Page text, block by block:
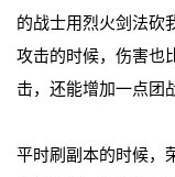
的战士用烈火剑法砍
攻击的时候，伤害也
击，还能增加一点团
平时刷副本的时候，